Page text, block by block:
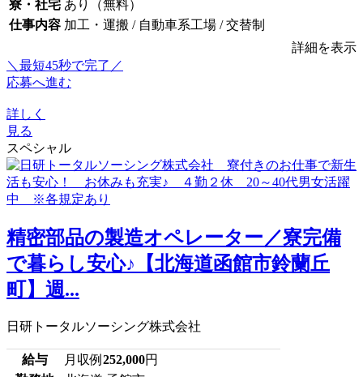
寮・社宅 あり（無料）
仕事内容 加工・運搬 / 自動車系工場 / 交替制
詳細を表示
＼最短45秒で完了／
応募へ進む
詳しく
見る
スペシャル
精密部品の製造オペレーター／寮完備
で暮らし安心♪【北海道函館市鈴蘭丘
町】週...
日研トータルソーシング株式会社
給与 月収例 252,000円